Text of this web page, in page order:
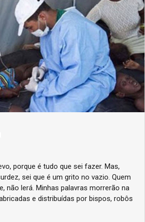
porque é tudo que sei fazer. Mas,
sei que é um grito no vazio. Quem
não lerá. Minhas palavras morrerão na
e distribuídas por bispos, robôs